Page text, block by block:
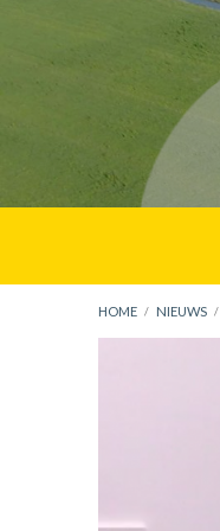
content
Menu
HOME NIEUWS